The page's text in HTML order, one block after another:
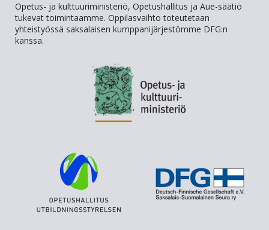
Opetus- ja kulttuuriministeriö, Opetushallitus ja Aue-säätiö
tukevat toimintaamme. Oppilasvaihto toteutetaan
yhteistyössä saksalaisen kumppanijärjestömme DFG:n
kanssa.